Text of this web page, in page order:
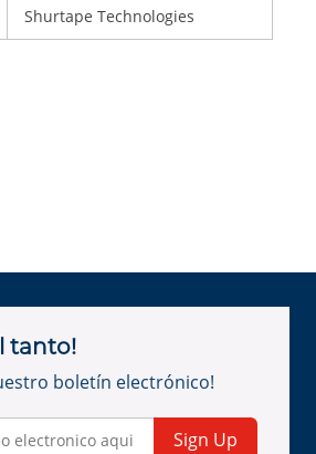
Shurtape Technologies
tanto!
boletín electrónico!
Sign Up